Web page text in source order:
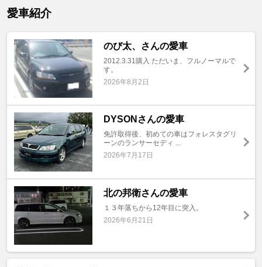
愛車紹介
のび太、さんの愛車
2012.3.31購入 ただいま、フルノーマルで
す。
2026年8月2日
DYSONさんの愛車
免許取得後、初めての車はフォレスタグリ
ーンのランサーセディ ...
2026年7月17日
北の邦衛さんの愛車
１３年落ちから12年目に突入。
2026年6月21日